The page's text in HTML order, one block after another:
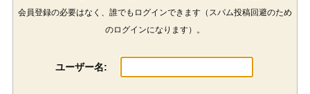
会員登録の必要はなく、誰でもログインできます（スパム投稿回避のため
のログインになります）。
ユーザー名: